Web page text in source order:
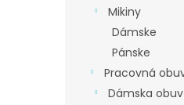
Mikiny
Dámske
Pánske
Pracovná
Dámska obuv